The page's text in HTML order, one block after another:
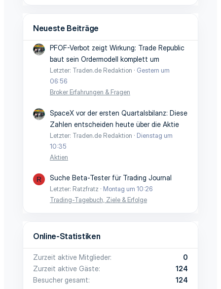
Neueste Beiträge
PFOF-Verbot zeigt Wirkung: Trade Republic
baut sein Ordermodell komplett um
Letzter: Traden.de Redaktion
Gestern um
06:56
Broker Erfahrungen & Fragen
SpaceX vor der ersten Quartalsbilanz: Diese
Zahlen entscheiden heute über die Aktie
Letzter: Traden.de Redaktion
Dienstag um
10:35
Aktien
R Suche Beta-Tester für Trading Journal
Letzter: Ratzfratz
Montag um 10:26
Trading-Tagebuch, Ziele & Erfolge
Online-Statistiken
Zurzeit aktive Mitglieder
0
Zurzeit aktive Gäste
124
Besucher gesamt
124